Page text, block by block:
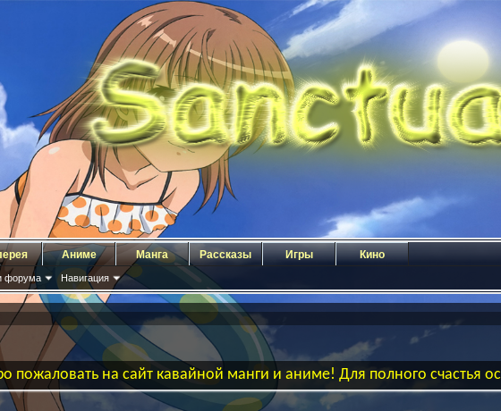
форума Навигация
Аниме Манга Рассказы Игры Кино
пожаловать на сайт кавайной манги и аниме! Для полного счастья